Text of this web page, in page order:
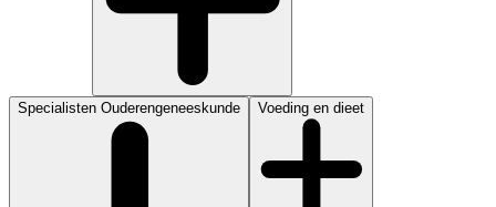
Specialisten Ouderengeneeskunde Voeding en dieet